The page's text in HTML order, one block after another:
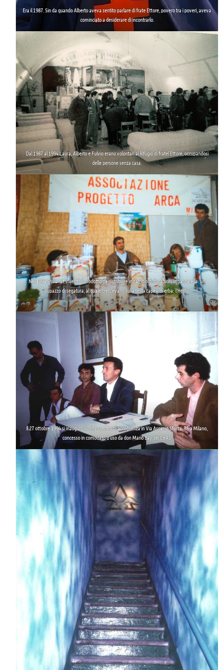
Era il 1987. Sin da quando Alberto aveva sentito parlare difrate Ettore, povero tra i poveri, aveva
cominciato a desiderare di incontrarlo.
Dal 1987 al 1994 Laura, Alberto e Fulvio eranovolontari al Rifugio di fratel Ettore, occupandosi
delle persone senza casa.
Nel 1994 Shulamit inventò il prodotto da distribuire in cambio di donazioni in bancarella: un
pupazzo di segatura, al quale crescevano sulla testa capelli di erba:l’Herby
.
Il 27 ottobre 1994 si inaugurò ilprimo centro di accoglienza in Via Ascanio Sforza, 75a Milano,
concesso in comodato d’uso da don Mario Bay del CeAS.